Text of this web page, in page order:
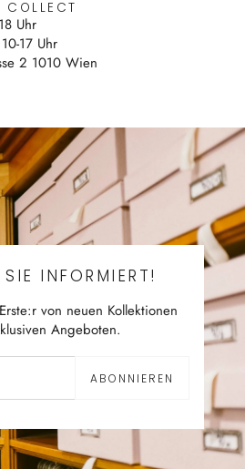
Uhr
17 Uhr
2 1010 Wien
INFORMIERT!
von neuen Kollektionen
Angeboten.
ABONNIEREN